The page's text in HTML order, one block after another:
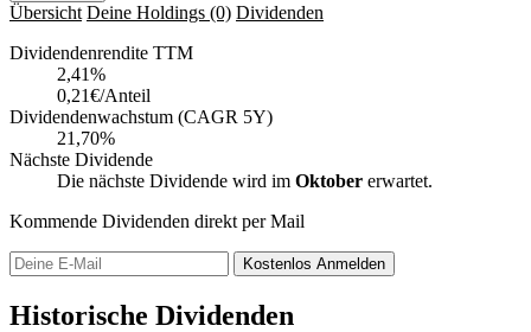
Übersicht Deine Holdings (0) Dividenden
Dividendenrendite TTM
2,41%
0,21€/Anteil
Dividendenwachstum (CAGR 5Y)
21,70%
Nächste Dividende
Die nächste Dividende wird im Oktober erwartet.
Kommende Dividenden direkt per Mail
Kostenlos Anmelden
Historische Dividenden